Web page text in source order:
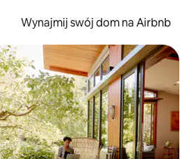
Wynajmij swój dom na Airbnb